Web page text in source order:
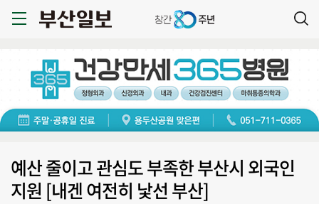
예산 줄이고 관심도 부족한 부산시 외국인
지원 [내겐 여전히 낯선 부산]